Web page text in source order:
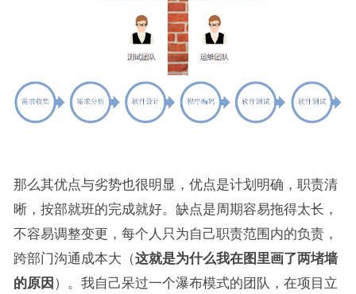
那么其优点与劣势也很明显，优点是计划明确，职责清
晰，按部就班的完成就好。缺点是周期容易拖得太长，
不容易调整变更，每个人只为自己职责范围内的负责，
跨部门沟通成本大（这就是为什么我在图里画了两堵墙
的原因 ）。我自己呆过一个瀑布模式的团队，在项目立